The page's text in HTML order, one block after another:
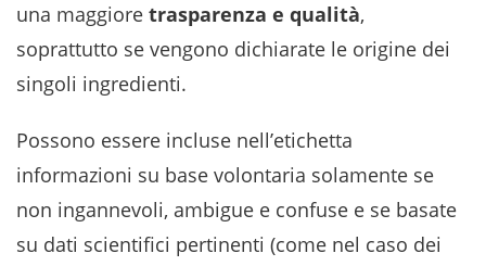
una maggiore trasparenza e qualità,
soprattutto se vengono dichiarate le origine dei
singoli ingredienti.
Possono essere incluse nell’etichetta
informazioni su base volontaria solamente se
non ingannevoli, ambigue e confuse e se basate
su dati scientifici pertinenti (come nel caso dei